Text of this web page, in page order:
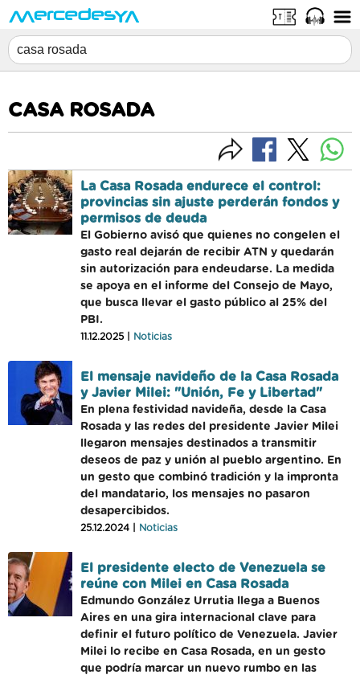
CASA ROSADA
La Casa Rosada endurece el control:
provincias sin ajuste perderán fondos y
permisos de deuda
El Gobierno avisó que quienes no congelen el
gasto real dejarán de recibir ATN y quedarán
sin autorización para endeudarse. La medida
se apoya en el informe del Consejo de Mayo,
que busca llevar el gasto público al 25% del
PBI.
11.12.2025 | Noticias
El mensaje navideño de la Casa Rosada
y Javier Milei: "Unión, Fe y Libertad"
En plena festividad navideña, desde la Casa
Rosada y las redes del presidente Javier Milei
llegaron mensajes destinados a transmitir
deseos de paz y unión al pueblo argentino. En
un gesto que combinó tradición y la impronta
del mandatario, los mensajes no pasaron
desapercibidos.
25.12.2024 | Noticias
El presidente electo de Venezuela se
reúne con Milei en Casa Rosada
Edmundo González Urrutia llega a Buenos
Aires en una gira internacional clave para
definir el futuro político de Venezuela. Javier
Milei lo recibe en Casa Rosada, en un gesto
que podría marcar un nuevo rumbo en las